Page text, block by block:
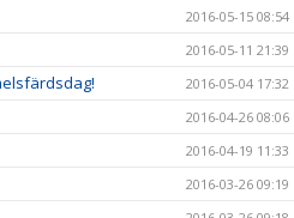
2016-05-15 08:54
2016-05-11 21:39
2016-05-04 17:32
2016-04-26 08:06
2016-04-19 11:33
2016-03-26 09:19